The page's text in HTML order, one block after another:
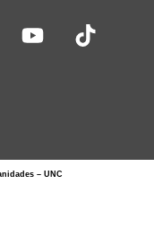
– UNC